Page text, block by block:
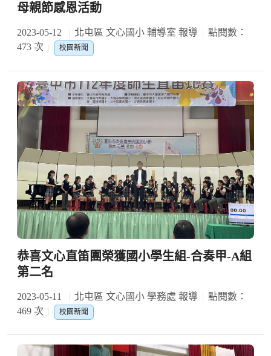
母親節感恩活動
2023-05-12 北屯區 文心國小 輔導室 報導
點閱數：
473 次
校園新聞
恭喜文心直笛團榮獲國小學生組-合奏甲-A組
第二名
2023-05-11 北屯區 文心國小 學務處 報導
點閱數：
469 次
校園新聞